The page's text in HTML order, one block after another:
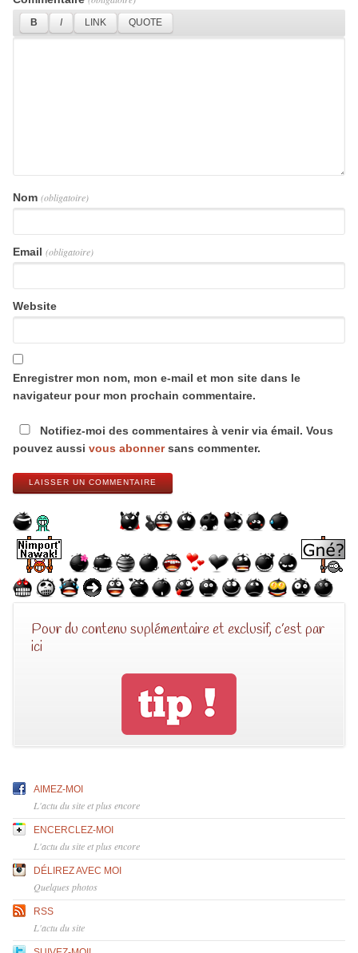
Nom (obligatoire)
Email (obligatoire)
Website
Enregistrer mon nom, mon e-mail et mon site dans le
navigateur pour mon prochain commentaire.
Notifiez-moi des commentaires à venir via émail. Vous
pouvez aussi vous abonnersans commenter.
LAISSER UN COMMENTAIRE
Pour du contenu suplémentaire et exclusif, c’est par
ici
AIMEZ-MOI
L'actu du site et plus encore
ENCERCLEZ-MOI
L'actu du site et plus encore
DÉLIREZ AVEC MOI
Quelques photos
RSS
L'actu du site